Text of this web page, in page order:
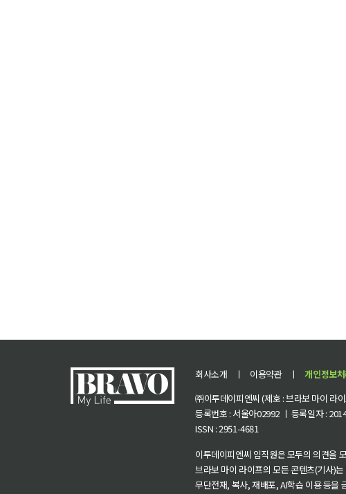
회사소개 ㅣ 이용약관 ㅣ 개인정보
㈜이투데이피엔씨 (제호 : 브라보 마이 라
등록번호 : 서울아02992 ㅣ 등록일자 :
ISSN : 2951-4681
이투데이피엔씨 임직원은 모두의 의견을
브라보 마이 라이프의 모든 콘텐츠(기사)
무단전재, 복사, 재배포, AI학습 이용 등을